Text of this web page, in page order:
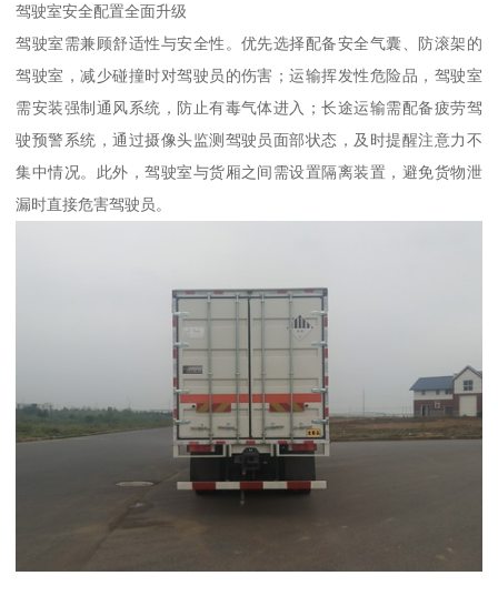
驾驶室安全配置全面升级​
驾驶室需兼顾舒适性与安全性。优先选择配备安全气囊、防滚架的
驾驶室，减少碰撞时对驾驶员的伤害；运输挥发性危险品，驾驶室
需安装强制通风系统，防止有毒气体进入；长途运输需配备疲劳驾
驶预警系统，通过摄像头监测驾驶员面部状态，及时提醒注意力不
集中情况。此外，驾驶室与货厢之间需设置隔离装置，避免货物泄
漏时直接危害驾驶员。​